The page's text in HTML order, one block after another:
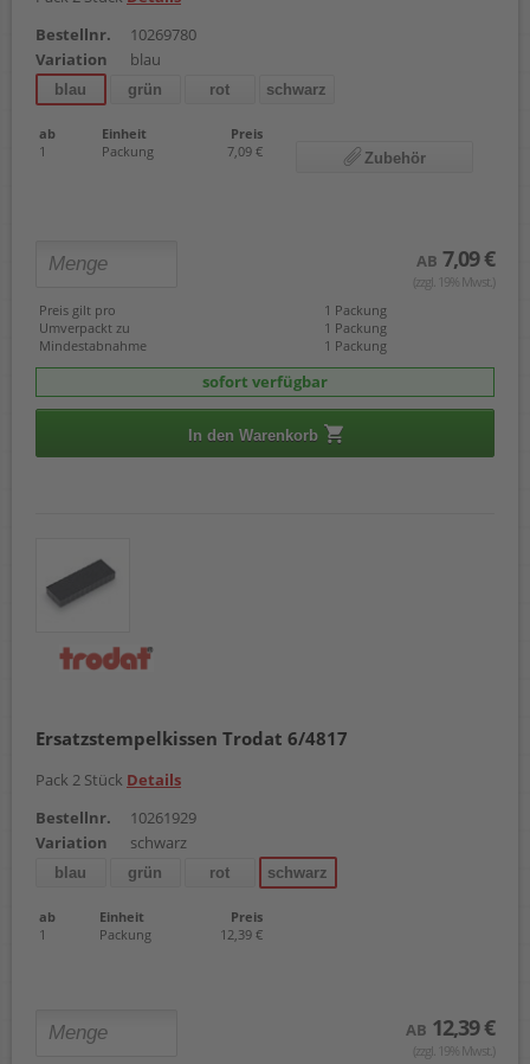
Bestellnr.
10269780
Variation
blau
blau grün rot schwarz
ab Einheit
Preis
1
Packung 7,09 € Zubehör
AB 7,09 €
(zzgl. 19% Mwst.)
Preis gilt pro
1 Packung
Umverpackt zu
1 Packung
Mindestabnahme
1 Packung
sofort verfügbar
In den Warenkorb
Ersatzstempelkissen Trodat 6/4817
Pack 2 Stück Details
Bestellnr.
10261929
Variation
schwarz
blau grün rot schwarz
ab Einheit
Preis
1
Packung 12,39 €
AB 12,39 €
(zzgl. 19% Mwst.)